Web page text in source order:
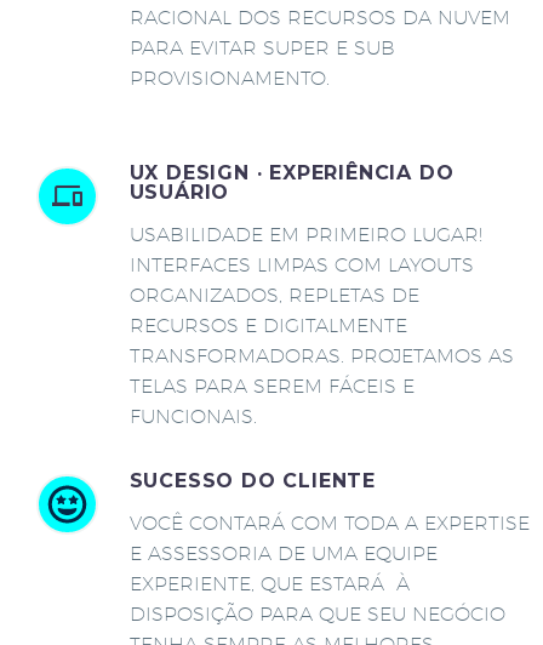
RACIONAL DOS RECURSOS DA NUVEM
PARA EVITAR SUPER E SUB
PROVISIONAMENTO.
UX DESIGN · EXPERIÊNCIA DO
USUÁRIO
USABILIDADE EM PRIMEIRO LUGAR!
INTERFACES LIMPAS COM LAYOUTS
ORGANIZADOS, REPLETAS DE
RECURSOS E DIGITALMENTE
TRANSFORMADORAS. PROJETAMOS AS
TELAS PARA SEREM FÁCEIS E
FUNCIONAIS.
SUCESSO DO CLIENTE
VOCÊ CONTARÁ COM TODA A EXPERTISE
E ASSESSORIA DE UMA EQUIPE
EXPERIENTE, QUE ESTARÁ À
DISPOSIÇÃO PARA QUE SEU NEGÓCIO